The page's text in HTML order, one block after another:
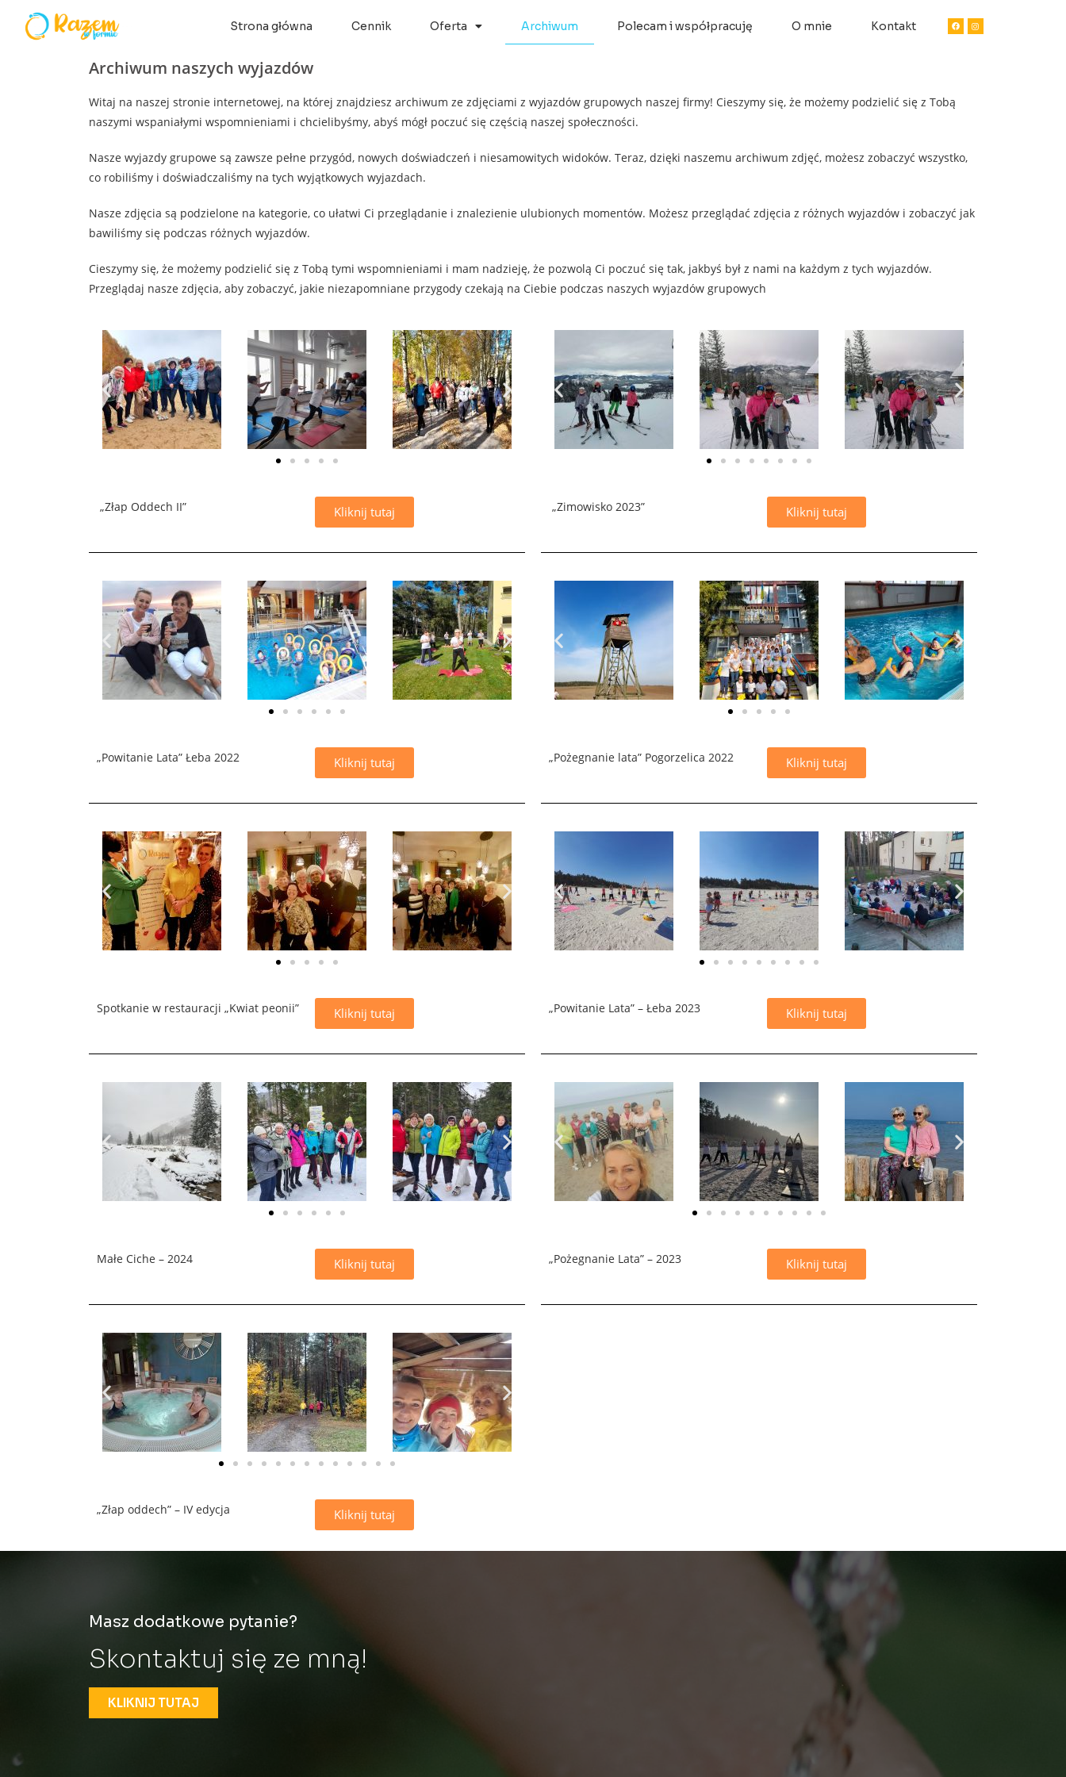
Strona główna Cennik Oferta Archiwum Polecam i współpracuję O mnie Kontakt
Archiwum naszych wyjazdów
Witaj na naszej stronie internetowej, na której znajdziesz archiwum ze zdjęciami z wyjazdów grupowych naszej firmy! Cieszymy się, że możemy podzielić się z Tobą
naszymi wspaniałymi wspomnieniami i chcielibyśmy, abyś mógł poczuć się częścią naszej społeczności.
Nasze wyjazdy grupowe są zawsze pełne przygód, nowych doświadczeń i niesamowitych widoków. Teraz, dzięki naszemu archiwum zdjęć, możesz zobaczyć wszystko,
co robiliśmy i doświadczaliśmy na tych wyjątkowych wyjazdach.
Nasze zdjęcia są podzielone na kategorie, co ułatwi Ci przeglądanie i znalezienie ulubionych momentów. Możesz przeglądać zdjęcia z różnych wyjazdów i zobaczyć jak
bawiliśmy się podczas różnych wyjazdów.
Cieszymy się, że możemy podzielić się z Tobą tymi wspomnieniami i mam nadzieję, że pozwolą Ci poczuć się tak, jakbyś był z nami na każdym z tych wyjazdów.
Przeglądaj nasze zdjęcia, aby zobaczyć, jakie niezapomniane przygody czekają na Ciebie podczas naszych wyjazdów grupowych
„Złap Oddech II” Kliknij tutaj
„Powitanie Lata” Łeba 2022 Kliknij tutaj
Spotkanie w restauracji „Kwiat peonii” Kliknij tutaj
Małe Ciche – 2024 Kliknij tutaj
„Złap oddech” – IV edycja Kliknij tutaj
„Zimowisko 2023” Kliknij tutaj
„Pożegnanie lata” Pogorzelica 2022 Kliknij tutaj
„Powitanie Lata” – Łeba 2023 Kliknij tutaj
„Pożegnanie Lata” – 2023 Kliknij tutaj
Masz dodatkowe pytanie?
Skontaktuj się ze mną!
KLIKNIJ TUTAJ